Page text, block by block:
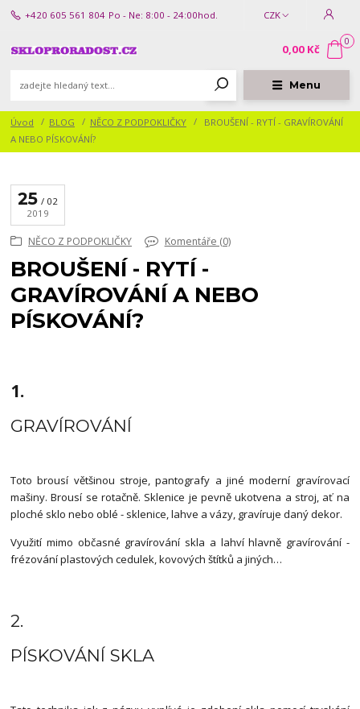
Menu
CZK
+420 605 561 804 Po - Ne: 8:00 - 24:00hod.
0
0,00 Kč
Úvod BLOG NĚCO Z PODPOKLIČKY
BROUŠENÍ - RYTÍ - GRAVÍROVÁNÍ
A NEBO PÍSKOVÁNÍ?
25
02
2019
NĚCO Z PODPOKLIČKY Komentáře (0)
BROUŠENÍ - RYTÍ -
GRAVÍROVÁNÍ A NEBO
PÍSKOVÁNÍ?
1.
GRAVÍROVÁNÍ
Toto brousí většinou stroje, pantografy a jiné moderní gravírovací
mašiny. Brousí se rotačně. Sklenice je pevně ukotvena a stroj, ať na
ploché sklo nebo oblé - sklenice, lahve a vázy, gravíruje daný dekor.
Využití mimo občasné gravírování skla a lahví hlavně gravírování -
frézování plastových cedulek, kovových štítků a jiných…
2.
PÍSKOVÁNÍ SKLA